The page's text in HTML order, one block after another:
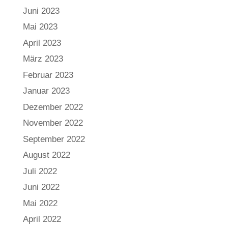
Juni 2023
Mai 2023
April 2023
März 2023
Februar 2023
Januar 2023
Dezember 2022
November 2022
September 2022
August 2022
Juli 2022
Juni 2022
Mai 2022
April 2022